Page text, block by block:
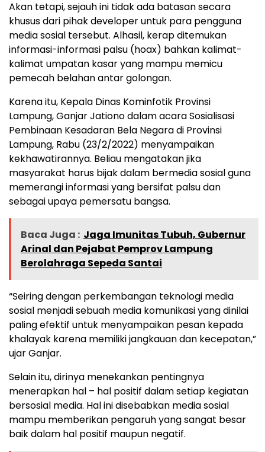
Akan tetapi, sejauh ini tidak ada batasan secara
khusus dari pihak developer untuk para pengguna
media sosial tersebut. Alhasil, kerap ditemukan
informasi-informasi palsu (hoax) bahkan kalimat-
kalimat umpatan kasar yang mampu memicu
pemecah belahan antar golongan.
Karena itu, Kepala Dinas Kominfotik Provinsi
Lampung, Ganjar Jationo dalam acara Sosialisasi
Pembinaan Kesadaran Bela Negara di Provinsi
Lampung, Rabu (23/2/2022) menyampaikan
kekhawatirannya. Beliau mengatakan jika
masyarakat harus bijak dalam bermedia sosial guna
memerangi informasi yang bersifat palsu dan
sebagai upaya pemersatu bangsa.
Baca Juga : Jaga Imunitas Tubuh, Gubernur
Arinal dan Pejabat Pemprov Lampung
Berolahraga Sepeda Santai
“Seiring dengan perkembangan teknologi media
sosial menjadi sebuah media komunikasi yang dinilai
paling efektif untuk menyampaikan pesan kepada
khalayak karena memiliki jangkauan dan kecepatan,”
ujar Ganjar.
Selain itu, dirinya menekankan pentingnya
menerapkan hal – hal positif dalam setiap kegiatan
bersosial media. Hal ini disebabkan media sosial
mampu memberikan pengaruh yang sangat besar
baik dalam hal positif maupun negatif.